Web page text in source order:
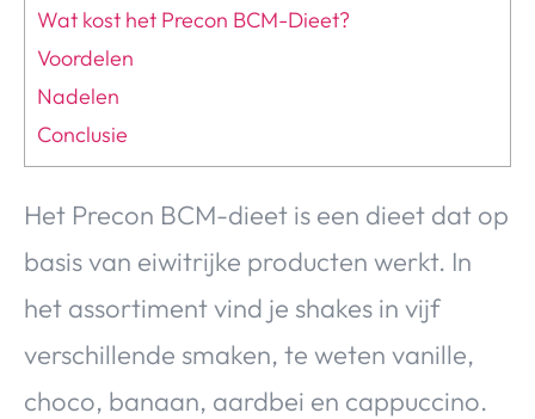
Wat kost het Precon BCM-Dieet?
Voordelen
Nadelen
Conclusie
Het Precon BCM-dieet is een dieet dat op
basis van eiwitrijke producten werkt. In
het assortiment vind je shakes in vijf
verschillende smaken, te weten vanille,
choco, banaan, aardbei en cappuccino.